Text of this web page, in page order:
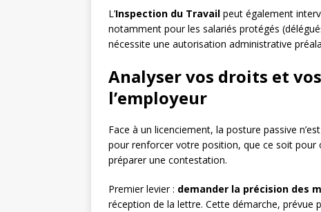
L’Inspection du Travail peut également
notamment pour les salariés protégés
nécessite une autorisation administrative
Analyser vos droits et
l’employeur
Face à un licenciement, la posture passive
pour renforcer votre position, que ce soit
préparer une contestation.
Premier levier : demander la précision des
réception de la lettre. Cette démarche, prévue